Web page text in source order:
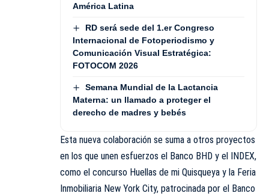
América Latina
RD será sede del 1.er Congreso
Internacional de Fotoperiodismo y
Comunicación Visual Estratégica:
FOTOCOM 2026
Semana Mundial de la Lactancia
Materna: un llamado a proteger el
derecho de madres y bebés
Esta nueva colaboración se suma a otros proyectos
en los que unen esfuerzos el Banco BHD y el INDEX,
como el concurso Huellas de mi Quisqueya y la Feria
Inmobiliaria New York City, patrocinada por el Banco